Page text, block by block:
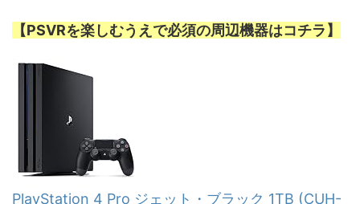
【PSVRを楽しむうえで必須の周辺機器はコチラ】
PlayStation 4 Pro ジェット・ブラック 1TB (CUH-